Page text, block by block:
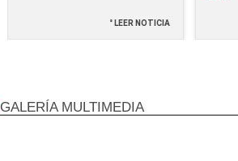
° LEER NOTICIA
GALERÍA MULTIMEDIA